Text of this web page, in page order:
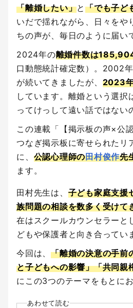
「離婚したい」と 「でも子ど
いだで揺れながら、日々をや
ちの声が、毎日のように届い
2024年の離婚件数は
口動態統計確定数）。2002
が続いてきましたが、 2023
しています。離婚という選択
ってけっして遠い話ではない
この連載「【掲示板の声×公
つなぎ掲示板に寄せられたリ
に、 公認心理師の田村俊作先
ます。
田村先生は、 子ども家庭支援
族問題の相談を数多く受けて
在はスクールカウンセラーと
どもや保護者と向き合ってい
今回は、 「離婚の決意の手前
と子どもへの影響」「共同親
にこの3つのテーマをもとに
あわせて読む